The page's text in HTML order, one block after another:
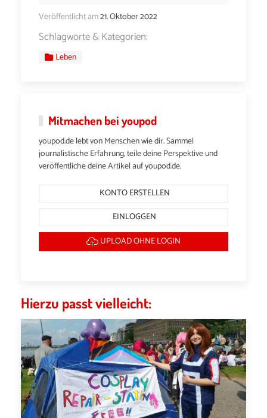
Veröffentlicht am21. Oktober 2022
Schlagworte & Kategorien:
Leben
Mitmachen bei youpod
youpod.de lebt von Menschen wie dir. Sammel
journalistische Erfahrung, teile deine Perspektive und
veröffentliche deine Artikel auf youpod.de.
KONTO ERSTELLEN
EINLOGGEN
UPLOAD OHNE LOGIN
Hierzu passt vielleicht: